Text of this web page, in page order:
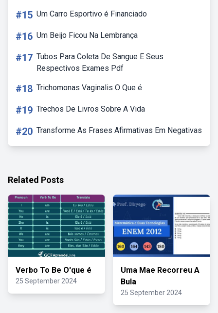
#15 Um Carro Esportivo é Financiado
#16 Um Beijo Ficou Na Lembrança
#17 Tubos Para Coleta De Sangue E Seus
Respectivos Exames Pdf
#18 Trichomonas Vaginalis O Que é
#19 Trechos De Livros Sobre A Vida
#20 Transforme As Frases Afirmativas Em Negativas
Related Posts
Verbo To Be O'que é
25 September 2024
Uma Mae Recorreu A
Bula
25 September 2024